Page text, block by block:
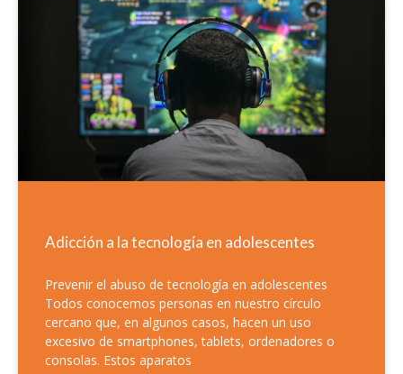
Adicción a la tecnología en adolescentes
Prevenir el abuso de tecnología en adolescentes
Todos conocemos personas en nuestro círculo
cercano que, en algunos casos, hacen un uso
excesivo de smartphones, tablets, ordenadores o
consolas. Estos aparatos